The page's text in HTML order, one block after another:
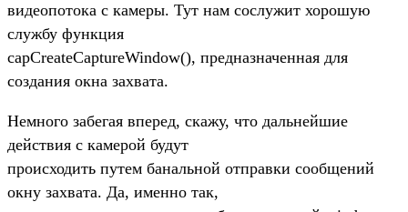
видеопотока с камеры. Тут нам сослужит хорошую
службу функция
capCreateCaptureWindow(), предназначенная для
создания окна захвата.
Немного забегая вперед, скажу, что дальнейшие
действия с камерой будут
происходить путем банальной отправки сообщений
окну захвата. Да, именно так,